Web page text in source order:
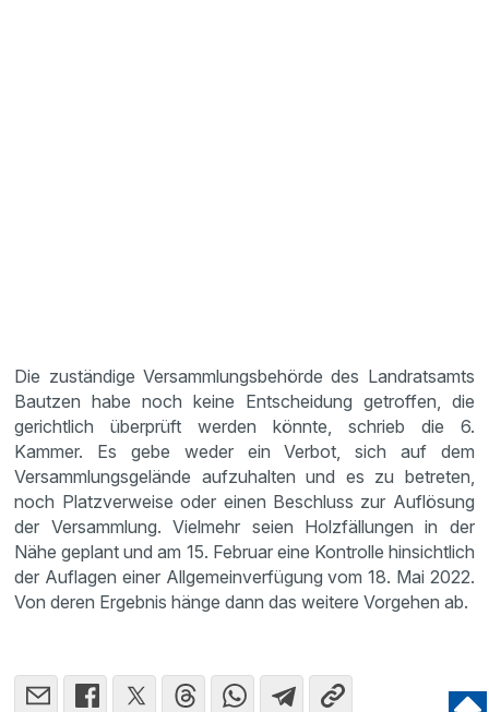
Die zuständige Versammlungsbehörde des Landratsamts
Bautzen habe noch keine Entscheidung getroffen, die
gerichtlich überprüft werden könnte, schrieb die 6.
Kammer. Es gebe weder ein Verbot, sich auf dem
Versammlungsgelände aufzuhalten und es zu betreten,
noch Platzverweise oder einen Beschluss zur Auflösung
der Versammlung. Vielmehr seien Holzfällungen in der
Nähe geplant und am 15. Februar eine Kontrolle hinsichtlich
der Auflagen einer Allgemeinverfügung vom 18. Mai 2022.
Von deren Ergebnis hänge dann das weitere Vorgehen ab.